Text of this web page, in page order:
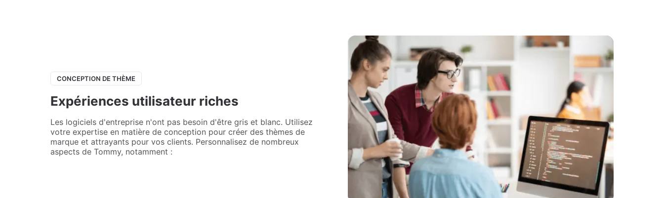
CONCEPTION DE THÈME
Expériences utilisateur riches
Les logiciels d'entreprise n'ont pas besoin d'être gris et blanc. Utilisez
votre expertise en matière de conception pour créer des thèmes de
marque et attrayants pour vos clients. Personnalisez de nombreux
aspects de Tommy, notamment :